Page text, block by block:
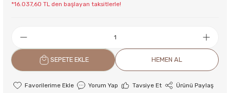
*16.037,60 TL den başlayan taksitlerle!
SEPETE EKLE HEMEN AL
Yorum Yap Tavsiye Et
Ürünü Paylaş